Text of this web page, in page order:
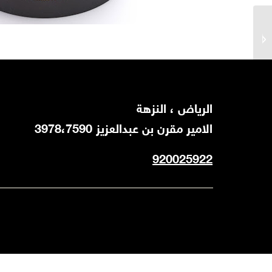
اﻟﺮﻳﺎض ، اﻟﻨﺰﻫﺔ
اﻻﻣﻴﺮ ﻣﻘﺮن ﺑﻦ ﻋﺒﺪاﻟﻌﺰﻳﺰ 3978،7590
920025922